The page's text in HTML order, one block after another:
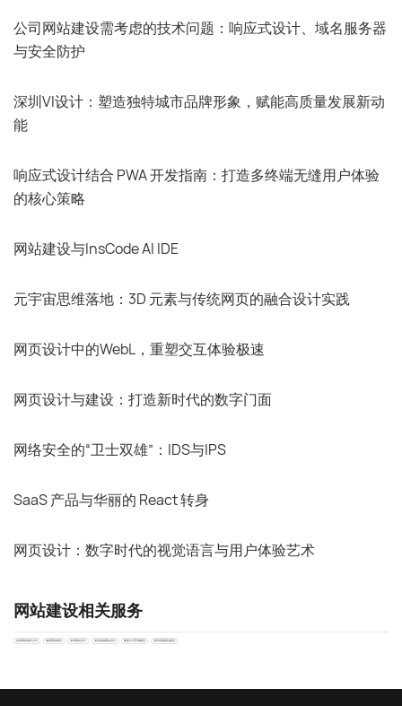
公司网站建设需考虑的技术问题：响应式设计、域名服务器
与安全防护
深圳VI设计：塑造独特城市品牌形象，赋能高质量发展新动
能
响应式设计结合 PWA 开发指南：打造多终端无缝用户体验
的核心策略
网站建设与InsCode AI IDE
元宇宙思维落地：3D 元素与传统网页的融合设计实践
网页设计中的WebL，重塑交互体验极速
网页设计与建设：打造新时代的数字门面
网络安全的“卫士双雄”：IDS与IPS
SaaS 产品与华丽的 React 转身
网页设计：数字时代的视觉语言与用户体验艺术
网站建设相关服务
深圳网站制作公司 集团网站建设 深圳网站设计 深圳高端网站设计 集团公司官网建设 深圳高端网站建设